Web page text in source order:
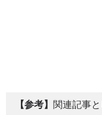
【参考】 関連記事と